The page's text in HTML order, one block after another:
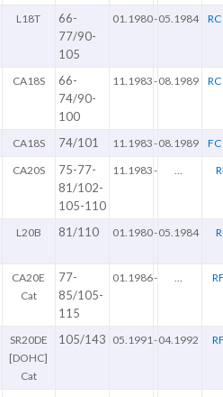
L18T
66-
77/90-
105
01.1980-05.1984
CA18S
66-
74/90-
100
11.1983-08.1989
CA18S 74/101 11.1983-08.1989 FC
CA20S
75-77-
81/102-
105-110
11.1983-
L20B 81/110 01.1980-05.1984
CA20E
Cat
77-
85/105-
115
01.1986-
SR20DE
[DOHC]
Cat
105/143 05.1991 -04.1992